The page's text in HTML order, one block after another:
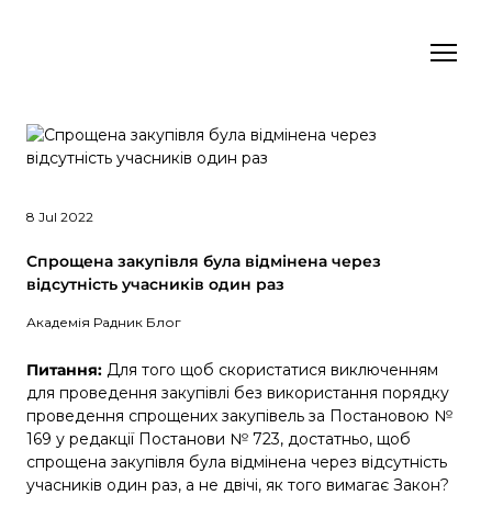
8 Jul 2022
Спрощена закупівля була відмінена через
відсутність учасників один раз
Академія Радник Блог
Питання: Для того щоб скористатися виключенням
для проведення закупівлі без використання порядку
проведення спрощених закупівель за Постановою №
169 у редакції Постанови № 723, достатньо, щоб
спрощена закупівля була відмінена через відсутність
учасників один раз, а не двічі, як того вимагає Закон?